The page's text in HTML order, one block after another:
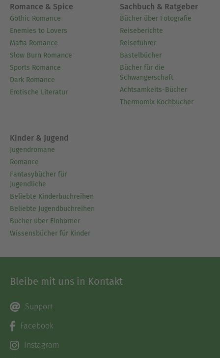
Romance & Spice
Gothic Romance
Enemies to Lovers
Mafia Romance
Slow Burn Romance
Sports Romance
Dark Romance
Erotische Literatur
Sachbuch & Ratgeber
Bücher über Fotografie
Reiseberichte
Reiseführer
Bastelbücher
Bücher für die
Schwangerschaft
Achtsamkeits-Bücher
Thermomix Kochbücher
Kinder & Jugend
Jugendromane
Romance
Fantasybücher für
Jugendliche
Beliebte Kinderbuchreihen
Beliebte Jugendbuchreihen
Bücher über Einhörner
Wissensbücher für Kinder
Bleibe mit uns in Kontakt
Support
Facebook
Instagram